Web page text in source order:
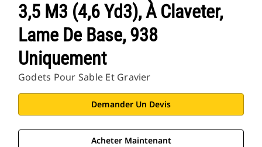
3,5 M3 (4,6 Yd3), À Claveter,
Lame De Base, 938
Uniquement
Godets Pour Sable Et Gravier
Demander Un Devis
Acheter Maintenant